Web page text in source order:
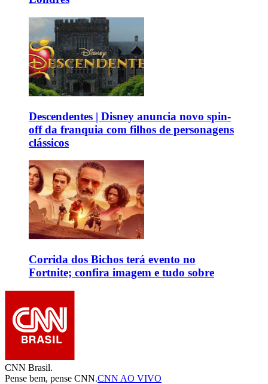
Descendentes | Disney anuncia novo spin-
off da franquia com filhos de personagens
clássicos
Corrida dos Bichos terá evento no
Fortnite; confira imagem e tudo sobre
CNN Brasil.
Pense bem, pense CNN.CNN AO VIVO